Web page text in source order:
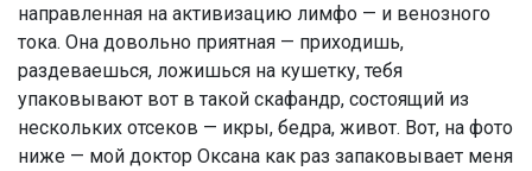
направленная на активизацию лимфо — и венозного
тока. Она довольно приятная — приходишь,
раздеваешься, ложишься на кушетку, тебя
упаковывают вот в такой скафандр, состоящий из
нескольких отсеков — икры, бедра, живот. Вот, на фото
ниже — мой доктор Оксана как раз запаковывает меня